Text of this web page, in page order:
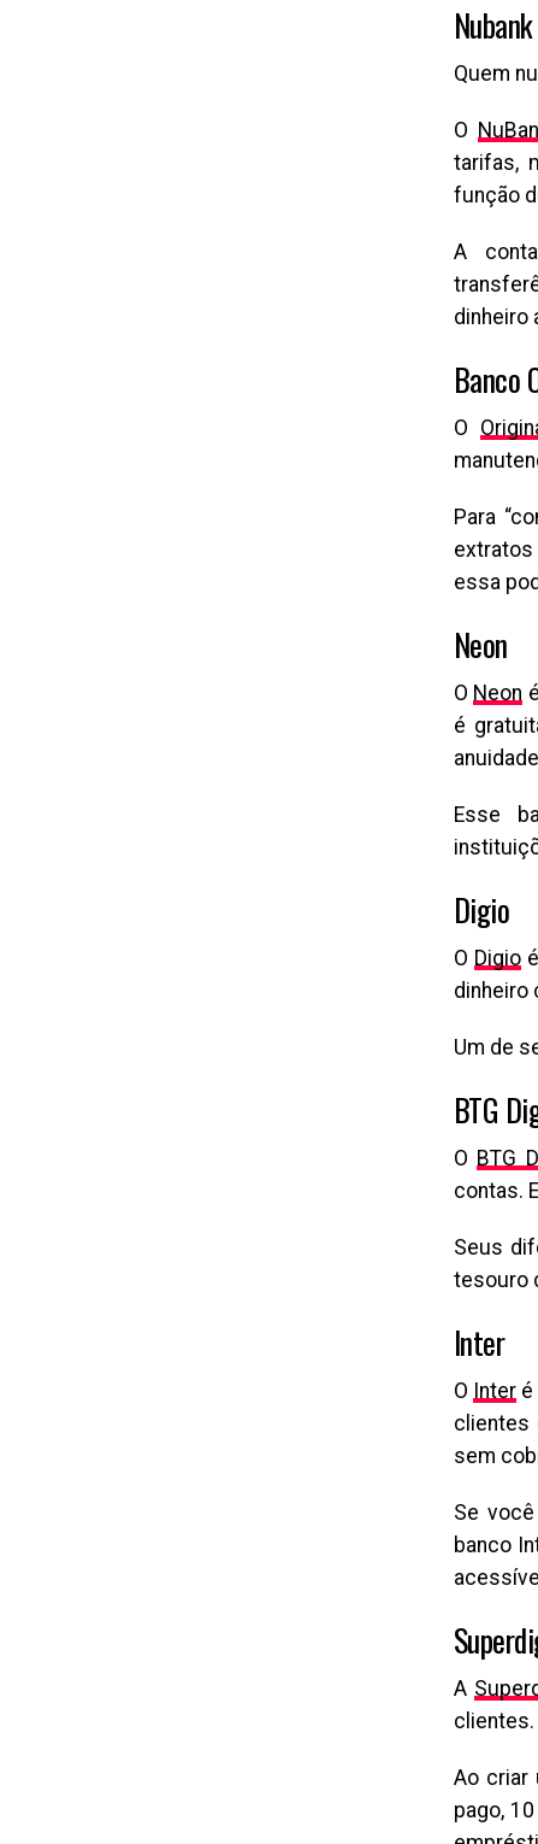
Nubank
Quem
O
tarifas,
função
A
dinheiro
Banco
O
Para
essa
Neon
O Neon
é
Esse
Digio
O Digio
dinheiro
Um de
BTG
O BTG
contas.
Seus
tesouro
Inter
O Inter é
clientes
sem
Se
banco
A
clientes.
Ao criar
pago,